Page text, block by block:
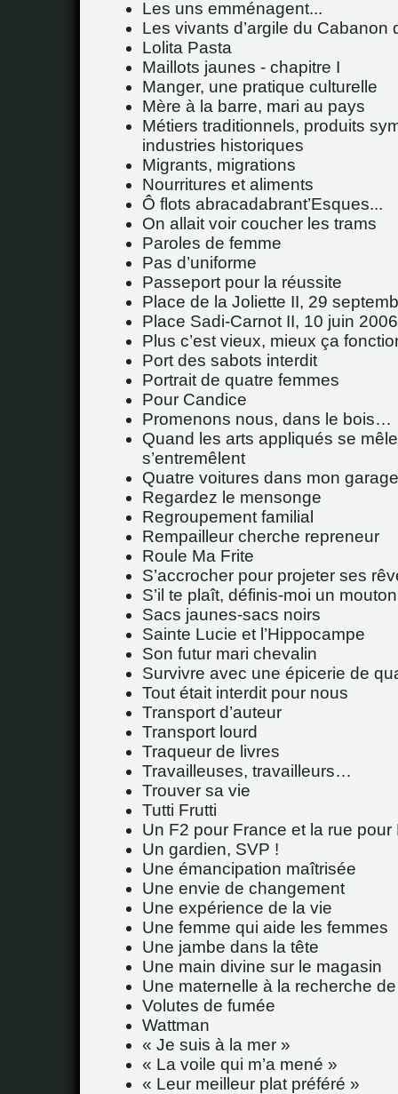
Les uns emménagent...
Les vivants d’argile du Cabanon
Lolita Pasta
Maillots jaunes - chapitre I
Manger, une pratique culturelle
Mère à la barre, mari au pays
Métiers traditionnels, produits
industries historiques
Migrants, migrations
Nourritures et aliments
Ô flots abracadabrant’Esques...
On allait voir coucher les trams
Paroles de femme
Pas d’uniforme
Passeport pour la réussite
Place de la Joliette II, 29
Place Sadi-Carnot II, 10 juin 2006
Plus c’est vieux, mieux ça
Port des sabots interdit
Portrait de quatre femmes
Pour Candice
Promenons nous, dans le bois…
Quand les arts appliqués se
s’entremêlent
Quatre voitures dans mon garage
Regardez le mensonge
Regroupement familial
Rempailleur cherche repreneur
Roule Ma Frite
S’accrocher pour projeter ses
S’il te plaît, définis-moi un
Sacs jaunes-sacs noirs
Sainte Lucie et l’Hippocampe
Son futur mari chevalin
Survivre avec une épicerie de
Tout était interdit pour nous
Transport d’auteur
Transport lourd
Traqueur de livres
Travailleuses, travailleurs…
Trouver sa vie
Tutti Frutti
Un F2 pour France et la rue pour
Un gardien, SVP !
Une émancipation maîtrisée
Une envie de changement
Une expérience de la vie
Une femme qui aide les femmes
Une jambe dans la tête
Une main divine sur le magasin
Une maternelle à la recherche
Volutes de fumée
Wattman
« Je suis à la mer »
« La voile qui m’a mené »
« Leur meilleur plat préféré »